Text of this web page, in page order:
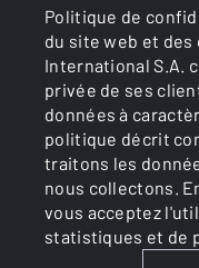
Politique de
du site web et
International S.A.
privée de ses
données à
politique décrit
traitons les
nous collectons.
vous acceptez
statistiques et de
PENTE AU TALON
51mm
PLAQUE DE COUCHE
Inflex II 32mm
TYPE DE GARDE-
Tapered
Cookies